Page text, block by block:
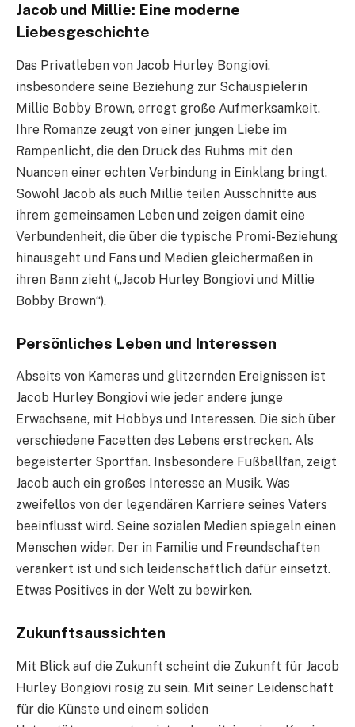
Jacob und Millie: Eine moderne
Liebesgeschichte
Das Privatleben von Jacob Hurley Bongiovi,
insbesondere seine Beziehung zur Schauspielerin
Millie Bobby Brown, erregt große Aufmerksamkeit.
Ihre Romanze zeugt von einer jungen Liebe im
Rampenlicht, die den Druck des Ruhms mit den
Nuancen einer echten Verbindung in Einklang bringt.
Sowohl Jacob als auch Millie teilen Ausschnitte aus
ihrem gemeinsamen Leben und zeigen damit eine
Verbundenheit, die über die typische Promi-Beziehung
hinausgeht und Fans und Medien gleichermaßen in
ihren Bann zieht („Jacob Hurley Bongiovi und Millie
Bobby Brown“).
Persönliches Leben und Interessen
Abseits von Kameras und glitzernden Ereignissen ist
Jacob Hurley Bongiovi wie jeder andere junge
Erwachsene, mit Hobbys und Interessen. Die sich über
verschiedene Facetten des Lebens erstrecken. Als
begeisterter Sportfan. Insbesondere Fußballfan, zeigt
Jacob auch ein großes Interesse an Musik. Was
zweifellos von der legendären Karriere seines Vaters
beeinflusst wird. Seine sozialen Medien spiegeln einen
Menschen wider. Der in Familie und Freundschaften
verankert ist und sich leidenschaftlich dafür einsetzt.
Etwas Positives in der Welt zu bewirken.
Zukunftsaussichten
Mit Blick auf die Zukunft scheint die Zukunft für Jacob
Hurley Bongiovi rosig zu sein. Mit seiner Leidenschaft
für die Künste und einem soliden